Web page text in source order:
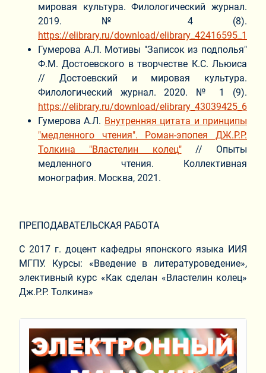
мировая культура. Филологический журнал.
2019. № 4 (8).
https://elibrary.ru/download/
Гумерова А.Л. Мотивы "Записок из подполья"
Ф.М. Достоевского в творчестве К.С. Льюиса
// Достоевский и мировая культура.
Филологический журнал. 2020. № 1 (9).
https://elibrary.ru/download/
Гумерова А.Л. Внутренняя цитата и принципы
"медленного чтения". Роман-эпопея ДЖ.Р.Р.
Толкина "Властелин колец"// Опыты
медленного чтения. Коллективная
монография. Москва, 2021.
ПРЕПОДАВАТЕЛЬСКАЯ РАБОТА
С 2017 г. доцент кафедры японского языка ИИЯ
МГПУ. Курсы: «Введение в литературоведение»,
элективный курс «Как сделан «Властелин колец»
Дж.Р.Р. Толкина»